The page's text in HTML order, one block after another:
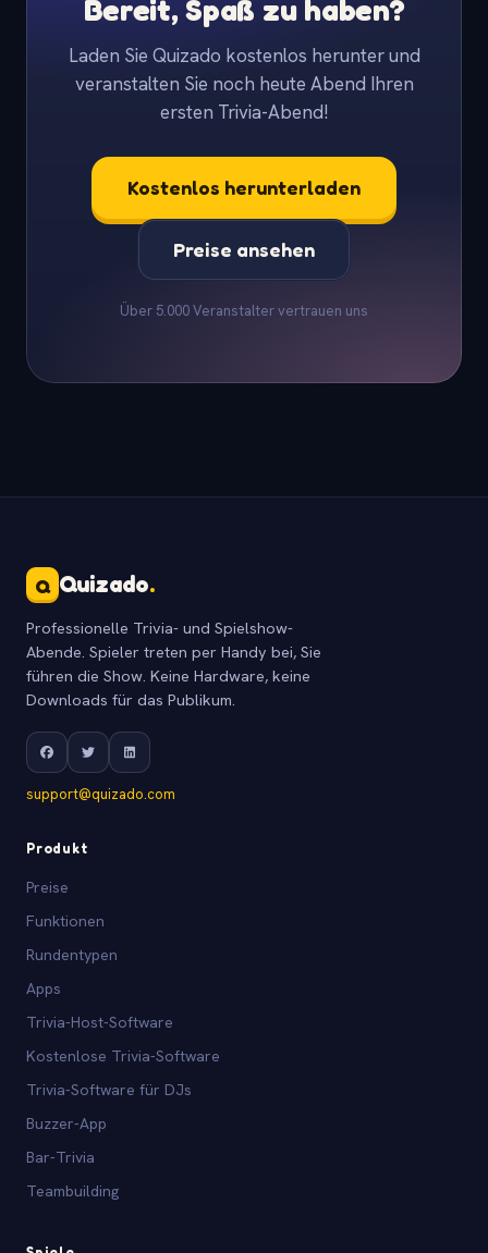
Bereit, Spaß zu haben?
Laden Sie Quizado kostenlos herunter und
veranstalten Sie noch heute Abend Ihren
ersten Trivia-Abend!
Kostenlos herunterladen
Preise ansehen
Über 5.000 Veranstalter vertrauen uns
Q Quizado.
Professionelle Trivia- und Spielshow-
Abende. Spieler treten per Handy bei, Sie
führen die Show. Keine Hardware, keine
Downloads für das Publikum.
support@quizado.com
Produkt
Preise
Funktionen
Rundentypen
Apps
Trivia-Host-Software
Kostenlose Trivia-Software
Trivia-Software für DJs
Buzzer-App
Bar-Trivia
Teambuilding